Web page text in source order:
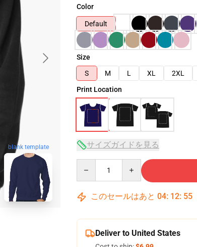
blank template
Color
Default
Size
S
M L XL 2XL
Print Location
サイズガイドを見る
このセールはあと 04: 12: 54
Deliver to United States